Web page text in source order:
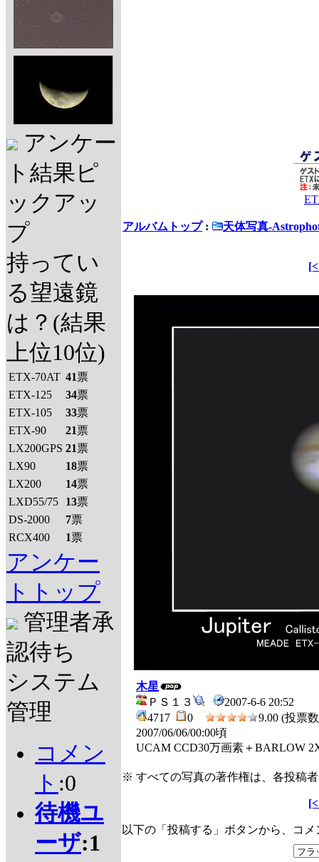
アンケー
ト結果ピ
ックアッ
プ
持ってい
る望遠鏡
は？(結果
上位10位)
ETX-70AT 41票
ETX-125
34票
ETX-105
33票
ETX-90
21票
LX200GPS 21票
LX90
18票
LX200
14票
LXD55/75
13票
DS-2000
7票
RCX400
1票
アンケー
トトップ
管理者承
認待ち
システム
管理
コメン
ト :0
待機ユ
ーザ:1
アルバムトップ: 天体写真-
木星
ＰＳ１３
2007-6-6 20:52
4717
0
9.00 (投票
2007/06/06/00:00頃
UCAM CCD30万画素＋BARLOW
※ すべての写真の著作権は、各投稿
以下の「投稿する」ボタンから、コ